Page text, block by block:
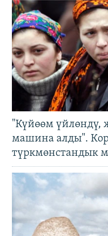
"Күйөөм үйлөндү,
машина алды".
түркмөнстандык